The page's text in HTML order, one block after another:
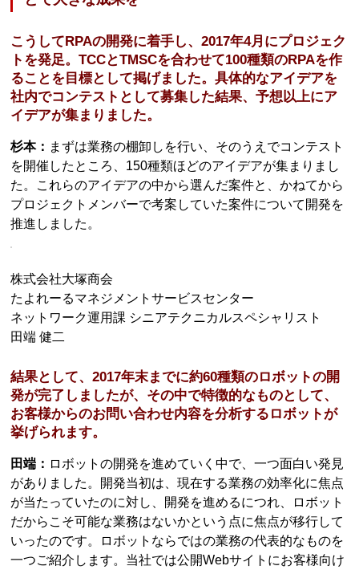
こうしてRPAの開発に着手し、2017年4月にプロジェク
トを発足。TCCとTMSCを合わせて100種類のRPAを作
ることを目標として掲げました。具体的なアイデアを
社内でコンテストとして募集した結果、予想以上にア
イデアが集まりました。
杉本： まずは業務の棚卸しを行い、そのうえでコンテスト
を開催したところ、150種類ほどのアイデアが集まりまし
た。これらのアイデアの中から選んだ案件と、かねてから
プロジェクトメンバーで考案していた案件について開発を
推進しました。
株式会社大塚商会
たよれーるマネジメントサービスセンター
ネットワーク運用課 シニアテクニカルスペシャリスト
田端 健二
結果として、2017年末までに約60種類のロボットの開
発が完了しましたが、その中で特徴的なものとして、
お客様からのお問い合わせ内容を分析するロボットが
挙げられます。
田端： ロボットの開発を進めていく中で、一つ面白い発見
がありました。開発当初は、現在する業務の効率化に焦点
が当たっていたのに対し、開発を進めるにつれ、ロボット
だからこそ可能な業務はないかという点に焦点が移行して
いったのです。ロボットならではの業務の代表的なものを
一つご紹介します。当社では公開Webサイトにお客様向け